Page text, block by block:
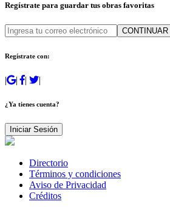
Regístrate para guardar tus obras favoritas
CONTINUAR
Regístrate con:
| | | |
¿Ya tienes cuenta?
Iniciar Sesión
Directorio
Términos y condiciones
Aviso de Privacidad
Créditos